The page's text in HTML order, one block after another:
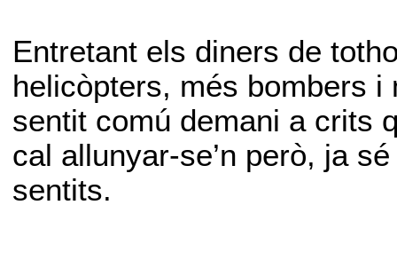
Entretant els diners de
helicòpters, més bombers
sentit comú demani a crits
cal allunyar-se’n però, ja
sentits.